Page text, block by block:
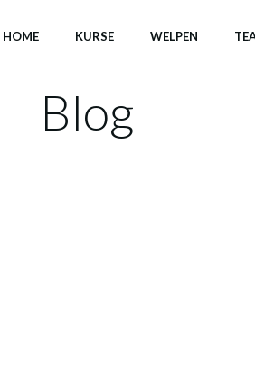
HOME KURSE WELPEN
Blog